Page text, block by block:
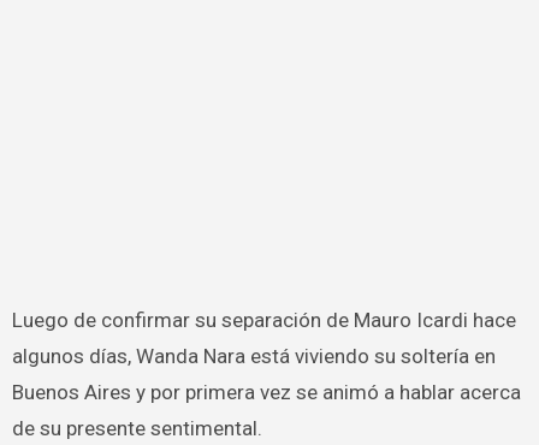
Luego de confirmar su separación de Mauro Icardi hace
algunos días, Wanda Nara está viviendo su soltería en
Buenos Aires y por primera vez se animó a hablar acerca
de su presente sentimental.